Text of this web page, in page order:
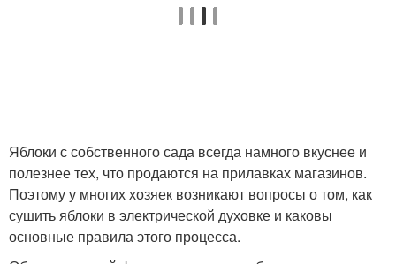
Яблоки с собственного сада всегда намного вкуснее и
полезнее тех, что продаются на прилавках магазинов.
Поэтому у многих хозяек возникают вопросы о том, как
сушить яблоки в электрической духовке и каковы
основные правила этого процесса.